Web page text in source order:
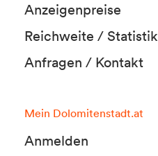
Anzeigenpreise
Reichweite / Statistik
Anfragen / Kontakt
Mein Dolomitenstadt.at
Anmelden